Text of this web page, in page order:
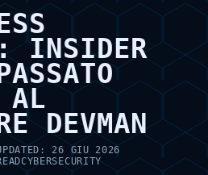
INSIDER
DEVMAN
26 GIU 2026
CYBERSECURITY